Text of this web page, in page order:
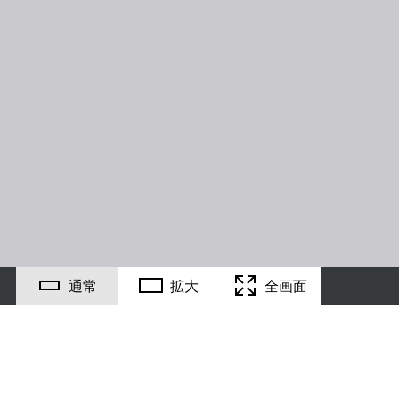
通常 拡大 全画面